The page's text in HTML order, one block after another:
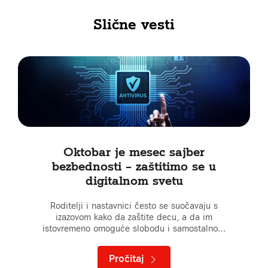
Slične vesti
Oktobar je mesec sajber
bezbednosti – zaštitimo se u
digitalnom svetu
Roditelji i nastavnici često se suočavaju s
izazovom kako da zaštite decu, a da im
istovremeno omoguće slobodu i samostalno…
Pročitaj